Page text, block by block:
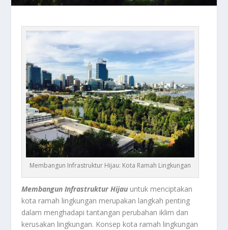
Membangun Infrastruktur Hijau: Kota Ramah Lingkungan
Membangun Infrastruktur Hijau untuk menciptakan
kota ramah lingkungan merupakan langkah penting
dalam menghadapi tantangan perubahan iklim dan
kerusakan lingkungan. Konsep kota ramah lingkungan